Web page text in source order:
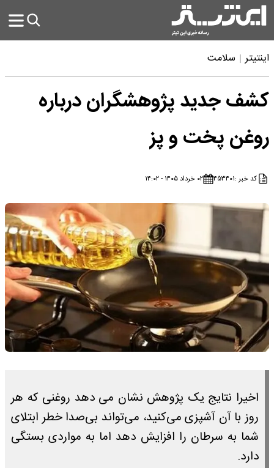
اینتیتر سلامت
کشف جدید پژوهشگران درباره
روغن پخت و پز
کد خبر :۴۵۳۴۰۱ ۰۲ خرداد ۱۴۰۵ - ۱۴:۰۲
اخیرا نتایج یک پژوهش نشان می دهد روغنی که هر
روز با آن آشپزی می‌کنید، می‌تواند بی‌صدا خطر ابتلای
شما به سرطان را افزایش دهد اما به مواردی بستگی
دارد.